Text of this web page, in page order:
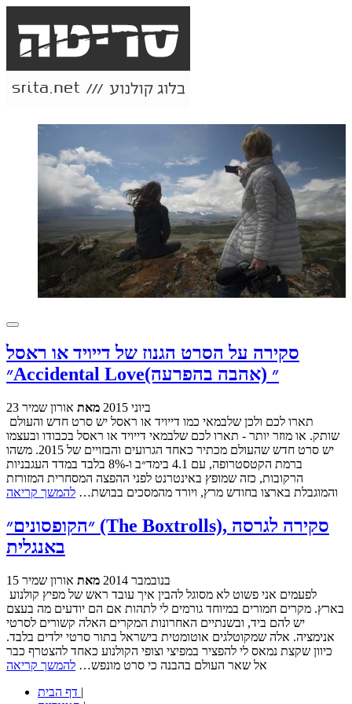
סקירה על הסרט הגנוז של דייויד או ראסל
״Accidental Love״ (אהבה בהפרעה)
23 ביוני 2015 מאת אורון שמיר
שותק. או מוזר יותר - תארו לכם שלבמאי דייויד או ראסל בכבודו ובעצמו
יש סרט חדש שהעולם מכתיר כאחד הגרועים והבזויים של 2015. משהו
ברמת הקטסטרופה, עם 4.1 בימד״ב ו-8% בלבד במדד העגבניות
הרקובות, כזה שמופץ באינטרנט לפני ההפצה המסחרית המזורזת
והמוגבלת בארצו בחודש מרץ, ויורד מהמסכים בבושת… להמשך קריאה
״הקופסונים״ (The Boxtrolls), סקירה לגרסה
באנגלית
15 בנובמבר 2014 מאת אורון שמיר
בארץ. מקרים חמורים במיוחד גורמים לי לתהות אם הם יודעים מה בעצם
יש להם ביד, ובשנתיים האחרונות המקרים האלה קשורים לסרטי
אנימציה. אלה שמקוטלגים אוטומטית בישראל בתור סרטי ילדים בלבד.
כיוון שקצת נמאס לי להפציר במפיצי וצופי הקולנוע כאחד להצטרף כבר
אל שאר העולם בהבנה כי סרט מונפש… להמשך קריאה
|